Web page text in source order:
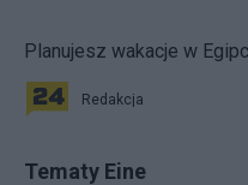
Planujesz wakacje w
Redakcja
Tematy Eine